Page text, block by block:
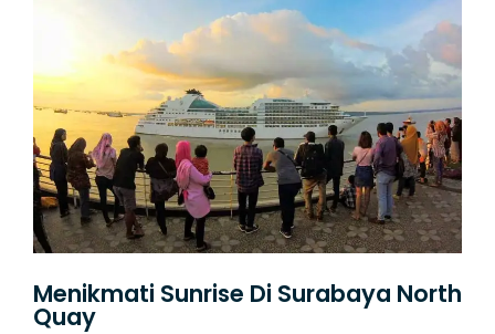
Menikmati Sunrise Di Surabaya North
Quay